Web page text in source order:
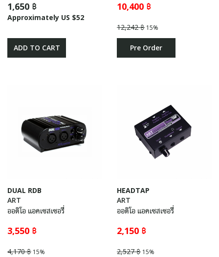
1,650 ฿
Approximately US $52
ADD TO CART
10,400 ฿
12,242 ฿ 15%
Pre Order
DUAL RDB
ART
ออดิโอ แอคเซสเซอรี่
3,550 ฿
4,170 ฿ 15%
HEADTAP
ART
ออดิโอ แอคเซสเซอรี่
2,150 ฿
2,527 ฿ 15%